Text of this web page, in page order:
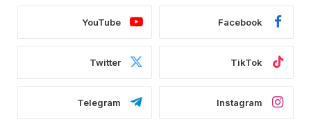
Facebook
YouTube
TikTok
Twitter
Instagram
Telegram